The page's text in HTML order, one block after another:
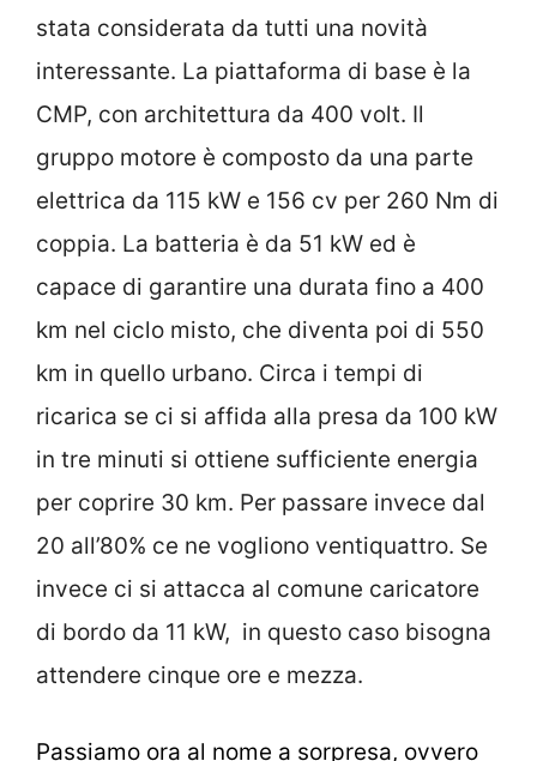
stata considerata da tutti una novità
interessante. La piattaforma di base è la
CMP, con architettura da 400 volt. Il
gruppo motore è composto da una parte
elettrica da 115 kW e 156 cv per 260 Nm di
coppia. La batteria è da 51 kW ed è
capace di garantire una durata fino a 400
km nel ciclo misto, che diventa poi di 550
km in quello urbano. Circa i tempi di
ricarica se ci si affida alla presa da 100 kW
in tre minuti si ottiene sufficiente energia
per coprire 30 km. Per passare invece dal
20 all’80% ce ne vogliono ventiquattro. Se
invece ci si attacca al comune caricatore
di bordo da 11 kW, in questo caso bisogna
attendere cinque ore e mezza.
Passiamo ora al nome a sorpresa, ovvero